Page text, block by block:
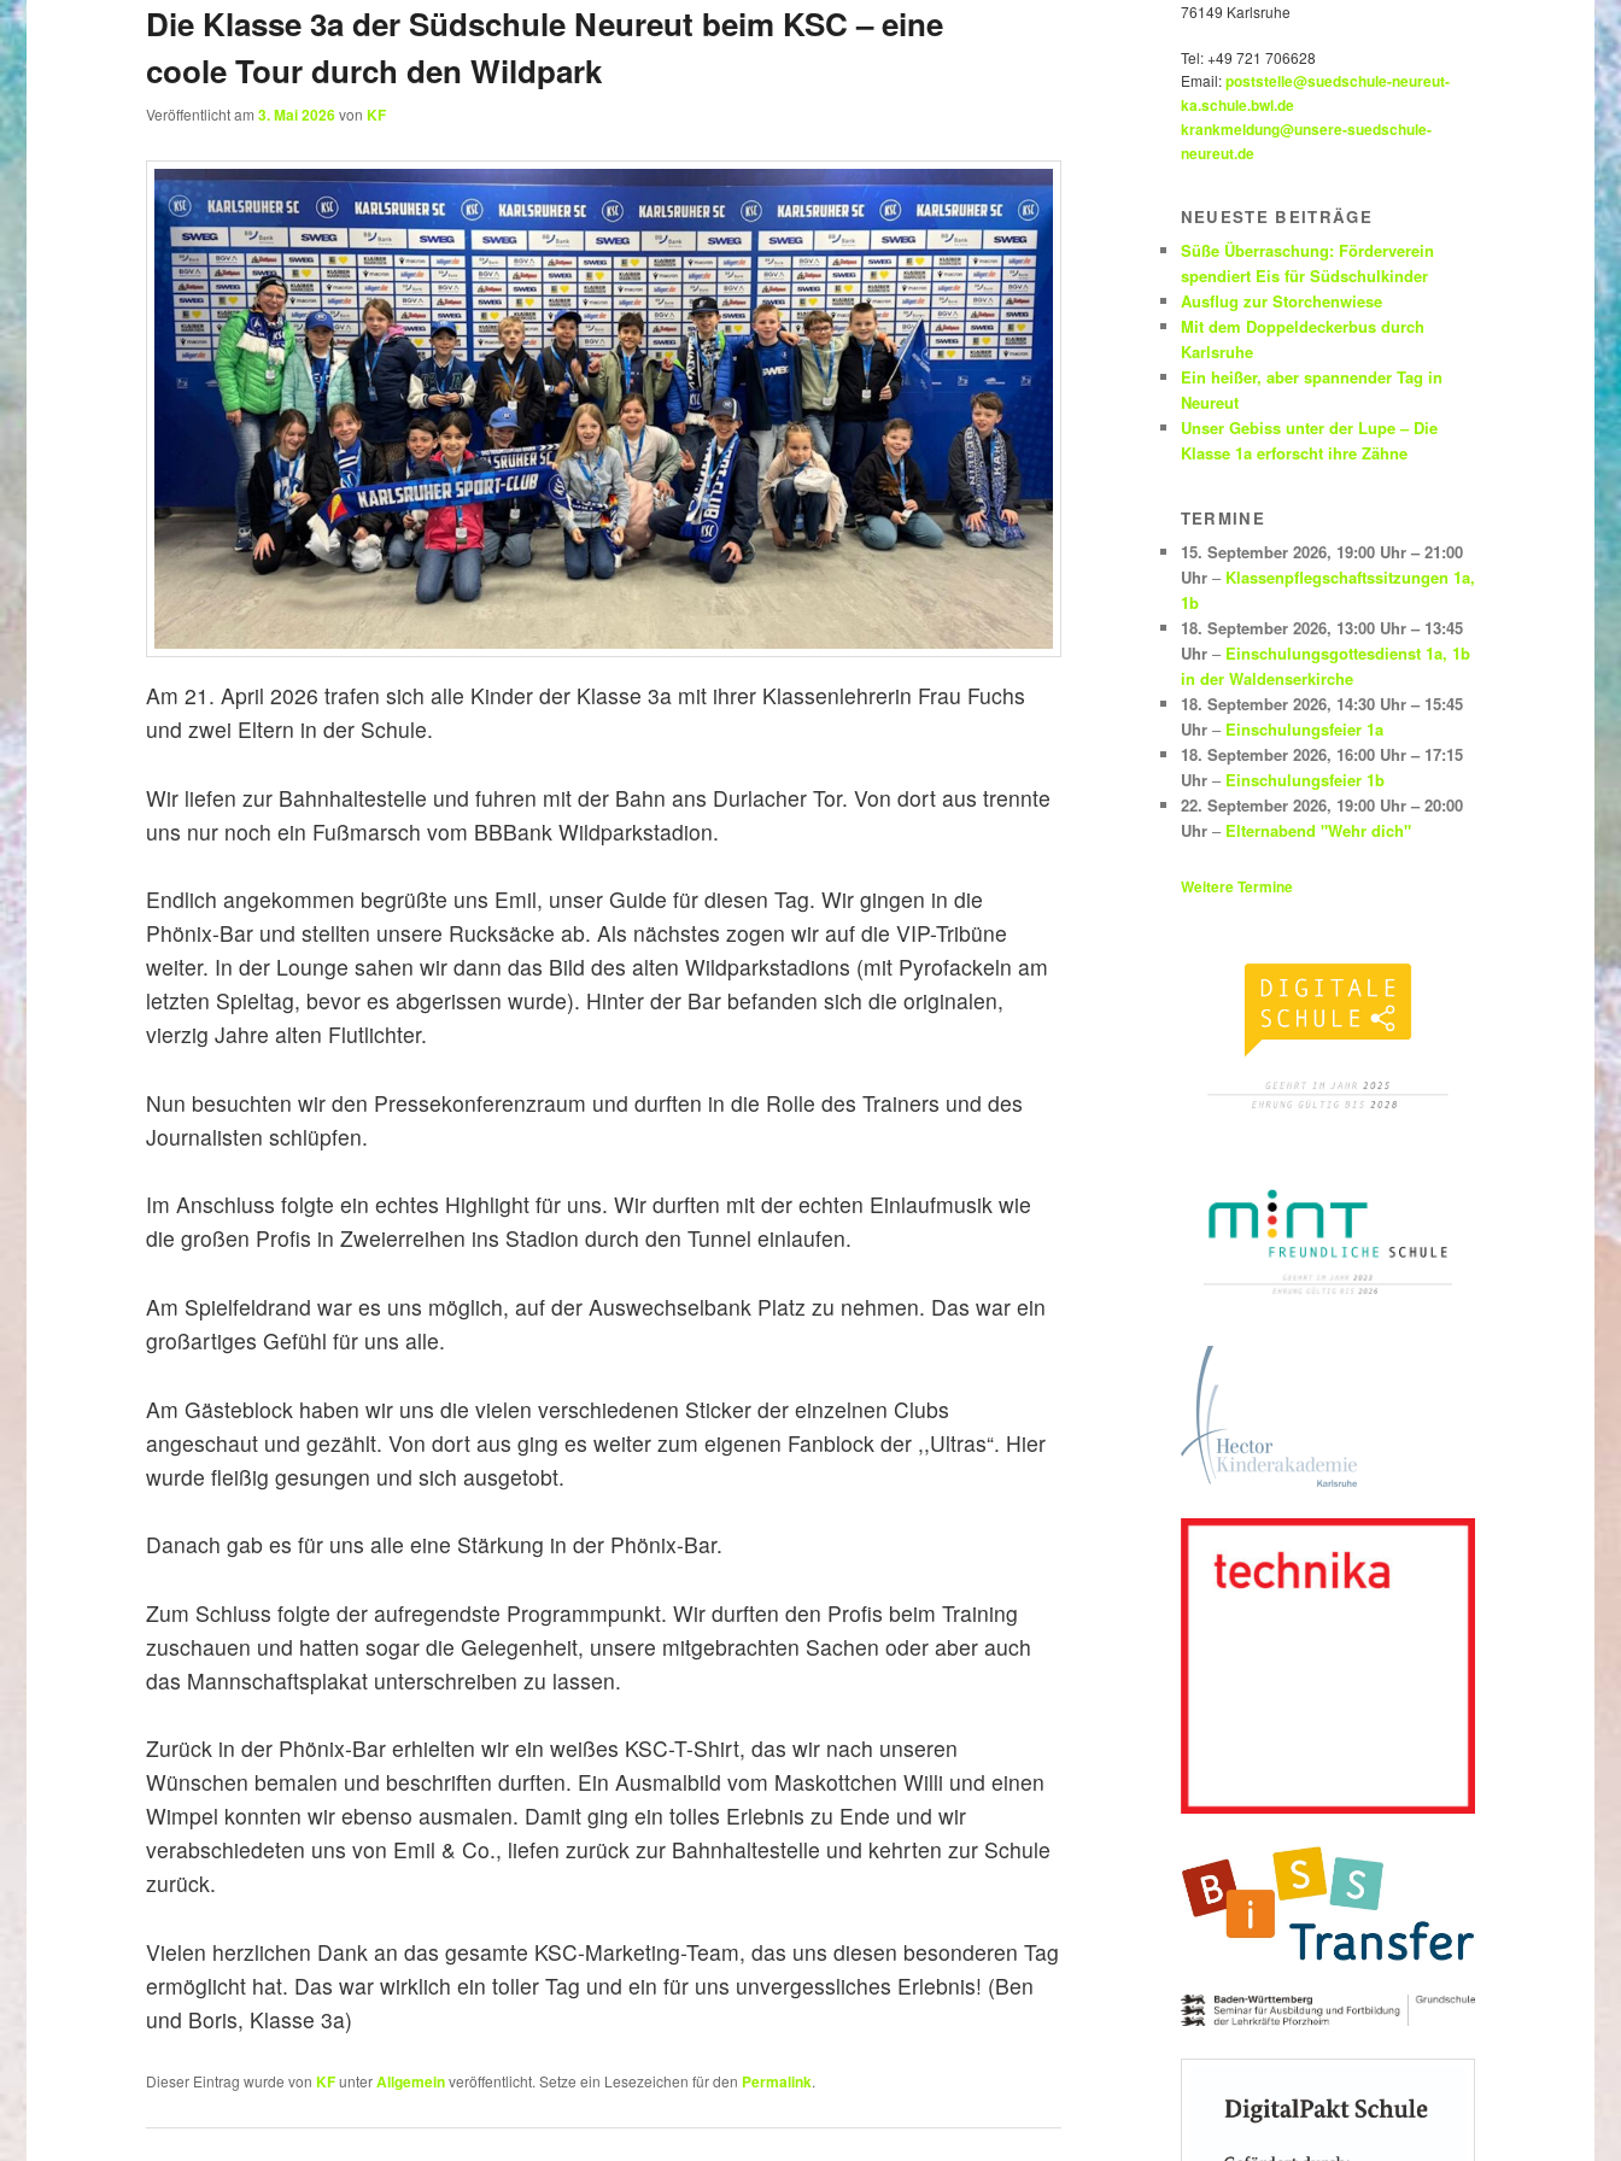
Die Klasse 3a der Südschule Neureut beim KSC – eine
coole Tour durch den Wildpark
Veröffentlicht am 3. Mai 2026von KF
Am 21. April 2026 trafen sich alle Kinder der Klasse 3a mit ihrer Klassenlehrerin Frau Fuchs
und zwei Eltern in der Schule.
Wir liefen zur Bahnhaltestelle und fuhren mit der Bahn ans Durlacher Tor. Von dort aus trennte
uns nur noch ein Fußmarsch vom BBBank Wildparkstadion.
Endlich angekommen begrüßte uns Emil, unser Guide für diesen Tag. Wir gingen in die
Phönix-Bar und stellten unsere Rucksäcke ab. Als nächstes zogen wir auf die VIP-Tribüne
weiter. In der Lounge sahen wir dann das Bild des alten Wildparkstadions (mit Pyrofackeln am
letzten Spieltag, bevor es abgerissen wurde). Hinter der Bar befanden sich die originalen,
vierzig Jahre alten Flutlichter.
Nun besuchten wir den Pressekonferenzraum und durften in die Rolle des Trainers und des
Journalisten schlüpfen.
Im Anschluss folgte ein echtes Highlight für uns. Wir durften mit der echten Einlaufmusik wie
die großen Profis in Zweierreihen ins Stadion durch den Tunnel einlaufen.
Am Spielfeldrand war es uns möglich, auf der Auswechselbank Platz zu nehmen. Das war ein
großartiges Gefühl für uns alle.
Am Gästeblock haben wir uns die vielen verschiedenen Sticker der einzelnen Clubs
angeschaut und gezählt. Von dort aus ging es weiter zum eigenen Fanblock der ,,Ultras“. Hier
wurde fleißig gesungen und sich ausgetobt.
Danach gab es für uns alle eine Stärkung in der Phönix-Bar.
Zum Schluss folgte der aufregendste Programmpunkt. Wir durften den Profis beim Training
zuschauen und hatten sogar die Gelegenheit, unsere mitgebrachten Sachen oder aber auch
das Mannschaftsplakat unterschreiben zu lassen.
Zurück in der Phönix-Bar erhielten wir ein weißes KSC-T-Shirt, das wir nach unseren
Wünschen bemalen und beschriften durften. Ein Ausmalbild vom Maskottchen Willi und einen
Wimpel konnten wir ebenso ausmalen. Damit ging ein tolles Erlebnis zu Ende und wir
verabschiedeten uns von Emil & Co., liefen zurück zur Bahnhaltestelle und kehrten zur Schule
zurück.
Vielen herzlichen Dank an das gesamte KSC-Marketing-Team, das uns diesen besonderen Tag
ermöglicht hat. Das war wirklich ein toller Tag und ein für uns unvergessliches Erlebnis! (Ben
und Boris, Klasse 3a)
Dieser Eintrag wurde von KFunterAllgemeinveröffentlicht. Setze ein Lesezeichen für den Permalink.
76149 Karlsruhe
Tel:+49 721 706628
Email:poststelle@suedschule-neureut-
ka.schule.bwl.de
krankmeldung@unsere-suedschule-
neureut.de
NEUESTE BEITRÄGE
Süße Überraschung: Förderverein
spendiert Eis für Südschulkinder
Ausflug zur Storchenwiese
Mit dem Doppeldeckerbus durch
Karlsruhe
Ein heißer, aber spannender Tag in
Neureut
Unser Gebiss unter der Lupe – Die
Klasse 1a erforscht ihre Zähne
TERMINE
15. September 2026, 19:00 Uhr – 21:00
Uhr– Klassenpflegschaftssitzungen 1a,
1b
18. September 2026, 13:00 Uhr – 13:45
Uhr– Einschulungsgottesdienst 1a, 1b
in der Waldenserkirche
18. September 2026, 14:30 Uhr – 15:45
Uhr– Einschulungsfeier 1a
18. September 2026, 16:00 Uhr – 17:15
Uhr– Einschulungsfeier 1b
22. September 2026, 19:00 Uhr – 20:00
Uhr– Elternabend "Wehr dich"
Weitere Termine